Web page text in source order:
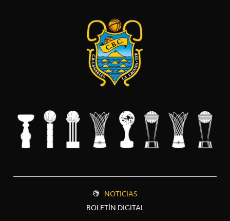
NOTICIAS
BOLETÍN DIGITAL